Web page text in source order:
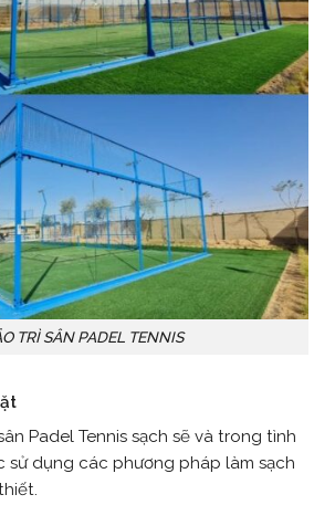
TRÌ SÂN PADEL TENNIS
Padel Tennis sạch sẽ và trong tình
sử dụng các phương pháp làm sạch